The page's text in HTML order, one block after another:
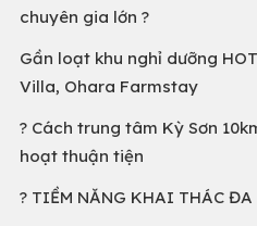
chuyên gia lớn ?
Gần loạt khu nghỉ dưỡng
Villa, Ohara Farmstay
? Cách trung tâm Kỳ Sơn
hoạt thuận tiện
? TIỀM NĂNG KHAI THÁC ĐA